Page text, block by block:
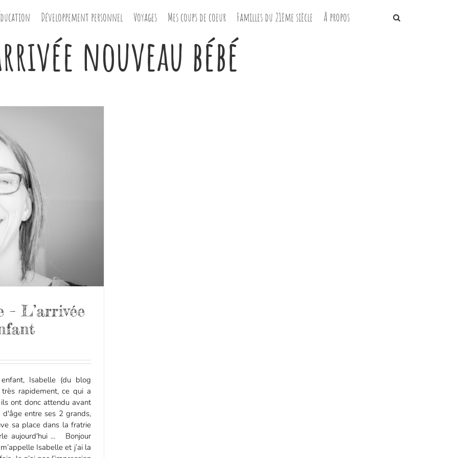
Développement personnel Voyages Mes coups de coeur Familles du 21ème siècle À propos
nouveau bébé
– L’arrivée
Isabelle (du blog
rapidement, ce qui a
ont donc attendu avant
entre ses 2 grands,
sa place dans la fratrie
aujourd'hui ... Bonjour
Isabelle et j’ai la